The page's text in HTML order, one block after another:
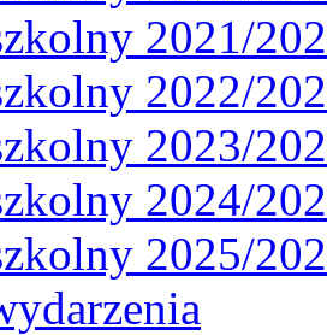
2021/
2022/
2023/
2024/
2025/